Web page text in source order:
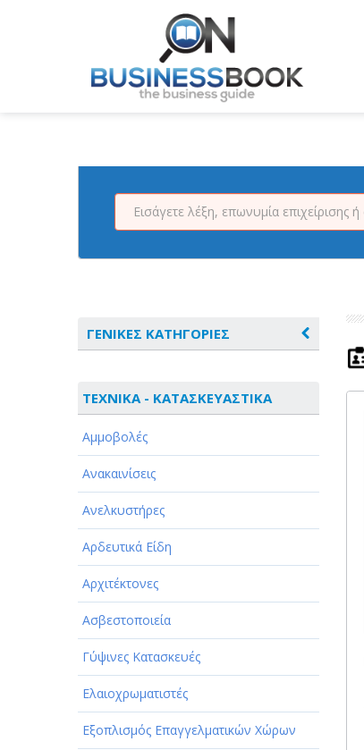
ΓΕΝΙΚΕΣ ΚΑΤΗΓΟΡΙΕΣ
ΑΘΛΗΤΙΣΜΟΣ
ΑΥΤΟΚΙΝΗΤΑ - ΜΗΧΑΝΕΣ - ΣΚΑΦΗ
ΔΙΑΣΚΕΔΑΣΗ - ΨΥΧΑΓΩΓΙΑ - ΤΕΧΝΕΣ
ΔΙΑΦΗΜΙΣΗ - ΜΜΕ
ΕΚΚΛΗΣΙΕΣ - ΦΙΛΑΝΘΡΩΠΙΚΑ
ΣΩΜΑΤΕΙΑ
ΕΚΠΑΙΔΕΥΣΗ - ΣΧΟΛΕΣ
ΕΜΠΟΡΙΟ - ΕΜΠΟΡΙΚΑ ΚΑΤΑΣΤΗΜΑΤΑ
ΕΡΓΟΣΤΑΣΙΑ - ΒΙΟΜΗΧΑΝΙΕΣ
ΞΕΝΟΔΟΧΕΙΑ - ΤΟΥΡΙΣΜΟΣ
ΤΕΧΝΙΚΑ - ΚΑΤΑΣΚΕΥΑΣΤΙΚΑ
Αμμοβολές
Ανακαινίσεις
Ανελκυστήρες
Αρδευτικά Είδη
Αρχιτέκτονες
Ασβεστοποιεία
Γύψινες Κατασκευές
Ελαιοχρωματιστές
Εξοπλισμός Επαγγελματικών Χώρων